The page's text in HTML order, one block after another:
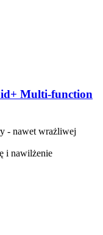
Multi-​function
- nawet wrażliwej
i nawilżenie